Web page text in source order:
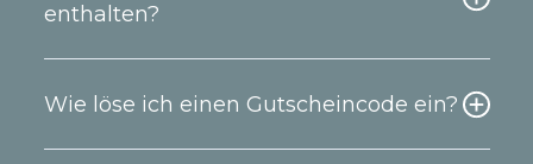
enthalten?
Wie löse ich einen Gutscheincode ein?